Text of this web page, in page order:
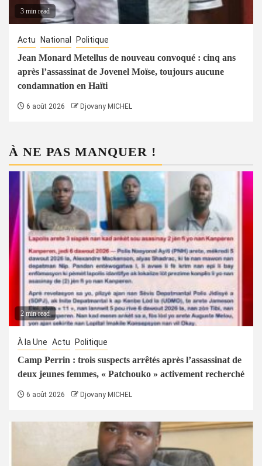
3 min read
Actu National Politique
Jean Monard Metellus de nouveau convoqué : cinq ans
après l’assassinat de Jovenel Moïse, toujours aucune
condamnation en Haïti
6 août 2026 Djovany MICHEL
À NE PAS MANQUER !
2 min read
À la Une Actu Politique
Camp Perrin : trois suspects arrêtés après l’assassinat de
deux jeunes femmes, « Patchouko » activement recherché
6 août 2026 Djovany MICHEL